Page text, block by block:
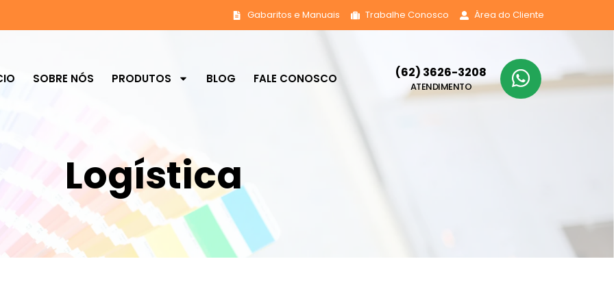
Gabaritos e Manuais Trabalhe Conosco Área do Cliente
SOBRE NÓS PRODUTOS BLOG FALE CONOSCO (62) 3626-3208
ATENDIMENTO
Logística